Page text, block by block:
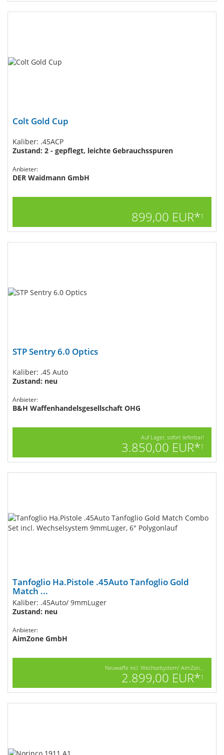
Colt Gold Cup
Kaliber: .45ACP
Zustand: 2 - gepflegt, leichte Gebrauchsspuren
Anbieter:
DER Waidmann GmbH
899,00 EUR*1
STP Sentry 6.0 Optics
Kaliber: .45 Auto
Zustand: neu
Anbieter:
B&H Waffenhandelsgesellschaft OHG
Auf Lager, sofort lieferbar!
3.850,00 EUR*1
Tanfoglio Ha.Pistole .45Auto Tanfoglio Gold
Match ...
Kaliber: .45Auto/ 9mmLuger
Zustand: neu
Anbieter:
AimZone GmbH
Neuwaffe incl. Wechselsystem! AimZon...
2.899,00 EUR*1